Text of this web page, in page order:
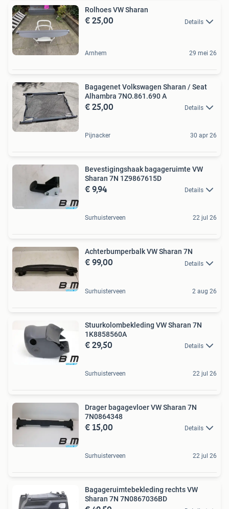
Rolhoes VW Sharan
€ 25,00 Details
Arnhem 29 mei 26
Bagagenet Volkswagen Sharan / Seat
Alhambra 7NO.861.690 A
€ 25,00 Details
Pijnacker 30 apr 26
Bevestigingshaak bagageruimte VW
Sharan 7N 1Z9867615D
€ 9,94 Details
Surhuisterveen 22 jul 26
Achterbumperbalk VW Sharan 7N
€ 99,00 Details
Surhuisterveen 2 aug 26
Stuurkolombekleding VW Sharan 7N
1K8858560A
€ 29,50 Details
Surhuisterveen 22 jul 26
Drager bagagevloer VW Sharan 7N
7N0864348
€ 15,00 Details
Surhuisterveen 22 jul 26
Bagageruimtebekleding rechts VW
Sharan 7N 7N0867036BD